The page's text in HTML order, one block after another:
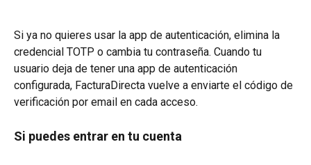
Si ya no quieres usar la app de autenticación, elimina la
credencial TOTP o cambia tu contraseña. Cuando tu
usuario deja de tener una app de autenticación
configurada, FacturaDirecta vuelve a enviarte el código de
verificación por email en cada acceso.
Si puedes entrar en tu cuenta